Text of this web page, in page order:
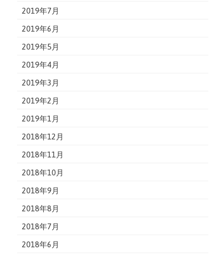
2019年7月
2019年6月
2019年5月
2019年4月
2019年3月
2019年2月
2019年1月
2018年12月
2018年11月
2018年10月
2018年9月
2018年8月
2018年7月
2018年6月